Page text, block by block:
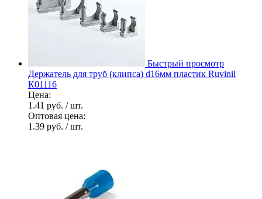
Быстрый просмотр
Держатель для труб (клипса) d16мм пластик Ruvinil
К01116
Цена:
1.41 руб. / шт.
Оптовая цена:
1.39 руб. / шт.